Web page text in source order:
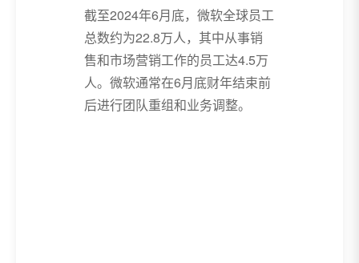
截至2024年6月底，微软全球员工
总数约为22.8万人，其中从事销
售和市场营销工作的员工达4.5万
人。微软通常在6月底财年结束前
后进行团队重组和业务调整。